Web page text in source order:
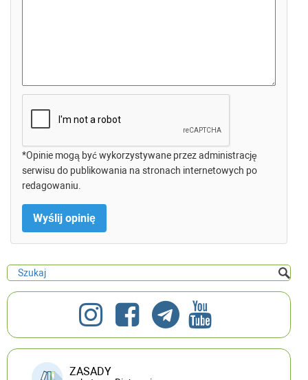
*Opinie mogą być wykorzystywane przez administrację
serwisu do publikowania na stronach internetowych po
redagowaniu.
ZASADY